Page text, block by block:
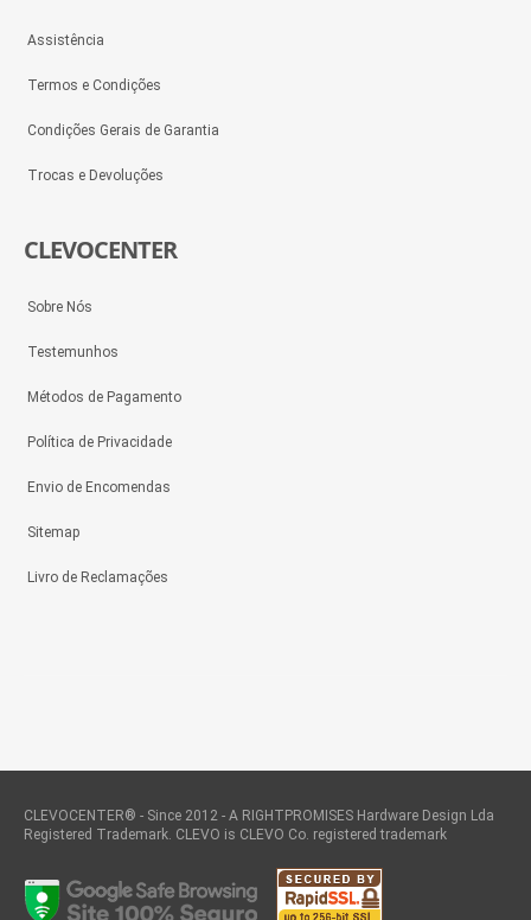
Assistência
Termos e Condições
Condições Gerais de Garantia
Trocas e Devoluções
CLEVOCENTER
Sobre Nós
Testemunhos
Métodos de Pagamento
Política de Privacidade
Envio de Encomendas
Sitemap
Livro de Reclamações
CLEVOCENTER® - Since 2012 - A RIGHTPROMISES Hardware Design Lda
Registered Trademark. CLEVO is CLEVO Co. registered trademark